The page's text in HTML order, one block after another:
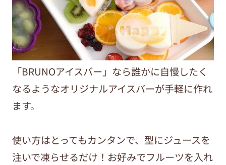
「BRUNOアイスバー」なら誰かに自慢したく
なるようなオリジナルアイスバーが手軽に作れ
ます。
使い方はとってもカンタンで、型にジュースを
注いで凍らせるだけ！お好みでフルーツを入れ